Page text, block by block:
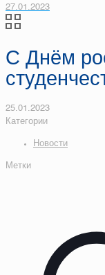
27.01.2023
С Днём
25.01.2023
Категории
Новости
Метки